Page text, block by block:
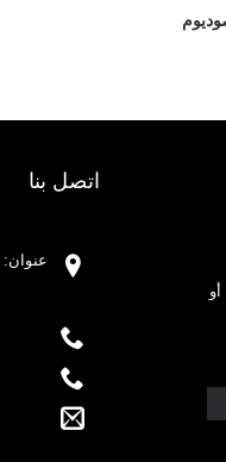
اتصل بنا